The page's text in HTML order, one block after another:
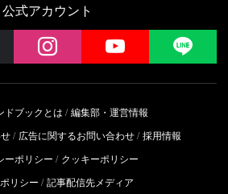
公式アカウント
instagram YouTube
ドブックとは
編集部・運営情報
広告に関するお問い合わせ 採用情報
ーポリシー
クッキーポリシー
リシー
記事配信先メディア